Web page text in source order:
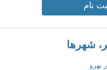
نام
شهرها
بهرو